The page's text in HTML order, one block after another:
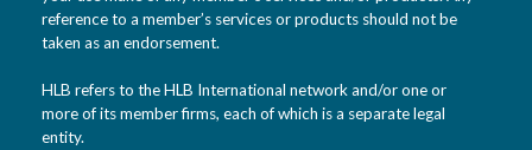
reference to a member’s services or products should not be
taken as an endorsement.
HLB refers to the HLB International network and/or one or
more of its member firms, each of which is a separate legal
entity.